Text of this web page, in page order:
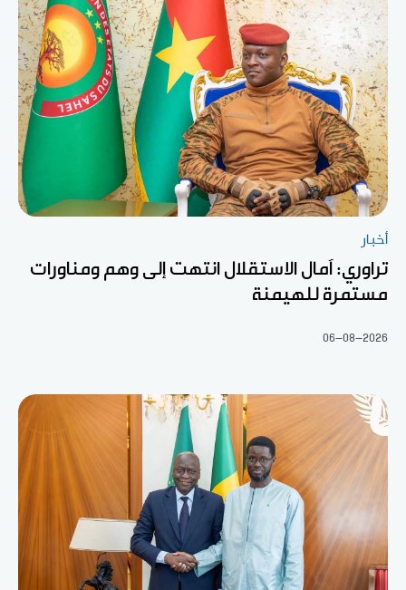
أخبار
تراوري: آمال الاستقلال انتهت إلى وهم ومناورات
مستمرة للهيمنة
06-08-2026